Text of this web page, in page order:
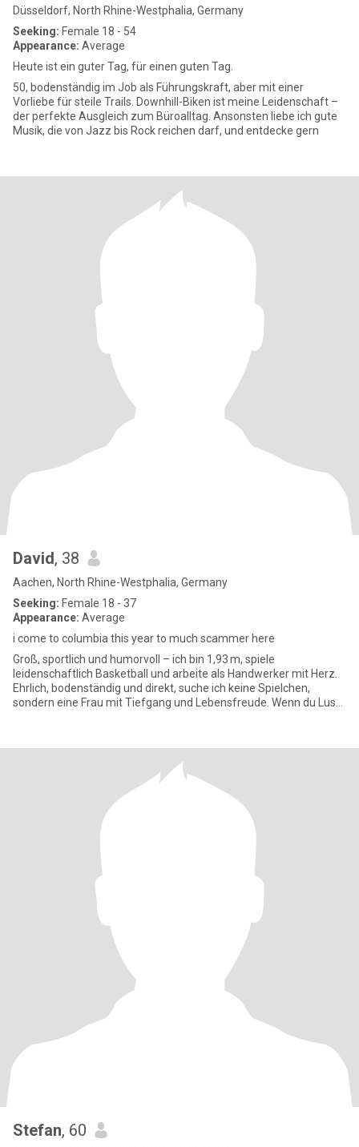
Düsseldorf, North Rhine-Westphalia, Germany
Seeking: Female 18 - 54
Appearance: Average
Heute ist ein guter Tag, für einen guten Tag.
50, bodenständig im Job als Führungskraft, aber mit einer
Vorliebe für steile Trails. Downhill-Biken ist meine Leidenschaft –
der perfekte Ausgleich zum Büroalltag. Ansonsten liebe ich gute
Musik, die von Jazz bis Rock reichen darf, und entdecke gern
David, 38
Aachen, North Rhine-Westphalia, Germany
Seeking: Female 18 - 37
Appearance: Average
i come to columbia this year to much scammer here
Groß, sportlich und humorvoll – ich bin 1,93 m, spiele
leidenschaftlich Basketball und arbeite als Handwerker mit Herz.
Ehrlich, bodenständig und direkt, suche ich keine Spielchen,
sondern eine Frau mit Tiefgang und Lebensfreude. Wenn du Lust
Stefan, 60